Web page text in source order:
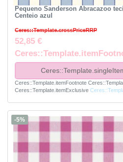
Pequeno Sanderson Abracazoo
Centeio azul
Ceres::Template.crossPriceRRP
52,85 €
Ceres::Template.itemFootnote
Ceres::Template.itemExclusive
-5%